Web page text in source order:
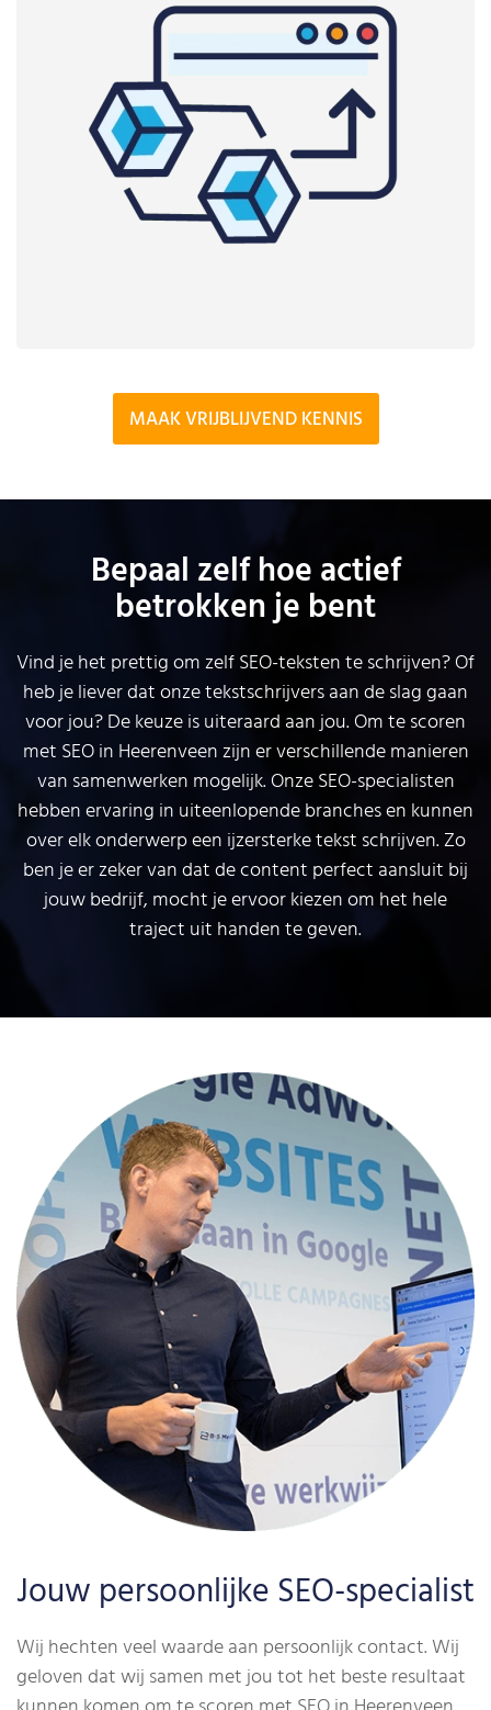
MAAK VRIJBLIJVEND KENNIS
Bepaal zelf hoe actief
betrokken je bent
Vind je het prettig om zelf SEO-teksten te schrijven? Of
heb je liever dat onze tekstschrijvers aan de slag gaan
voor jou? De keuze is uiteraard aan jou. Om te scoren
met SEO in Heerenveen zijn er verschillende manieren
van samenwerken mogelijk. Onze SEO-specialisten
hebben ervaring in uiteenlopende branches en kunnen
over elk onderwerp een ijzersterke tekst schrijven. Zo
ben je er zeker van dat de content perfect aansluit bij
jouw bedrijf, mocht je ervoor kiezen om het hele
traject uit handen te geven.
Jouw persoonlijke SEO-specialist
Wij hechten veel waarde aan persoonlijk contact. Wij
geloven dat wij samen met jou tot het beste resultaat